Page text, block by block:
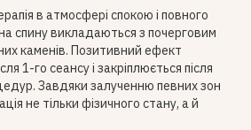
в атмосфері спокою і повного
спину викладаються з почерговим
каменів. Позитивний ефект
1-го сеансу і закріплюється після
Завдяки залученню певних зон
не тільки фізичного стану, а й